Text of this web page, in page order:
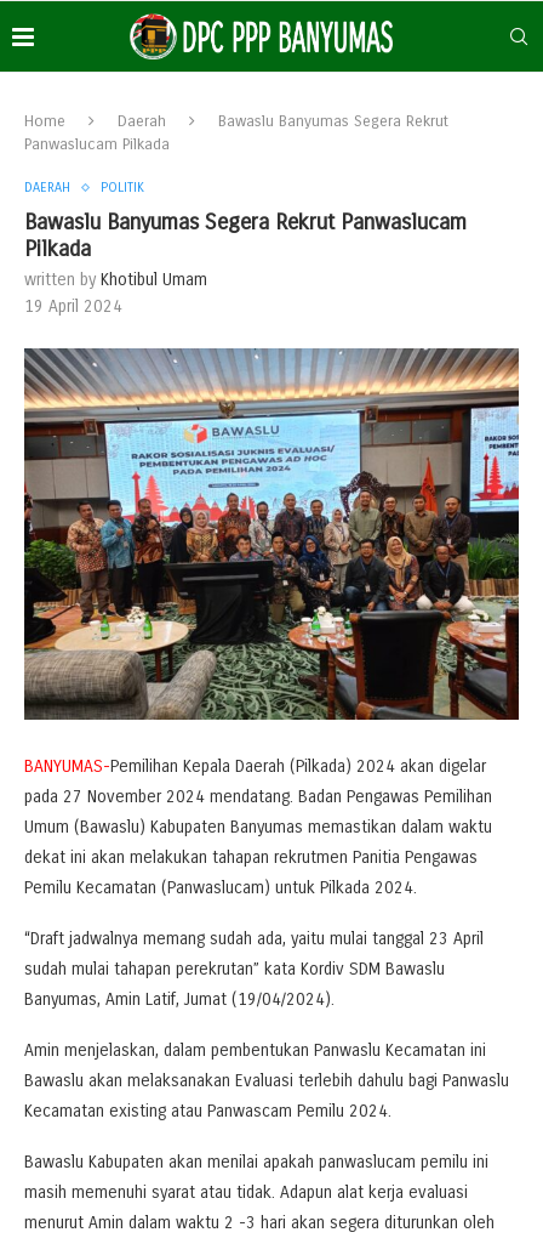
Home Daerah
Bawaslu Banyumas Segera Rekrut
Panwaslucam Pilkada
DAERAH POLITIK
Bawaslu Banyumas Segera Rekrut Panwaslucam
Pilkada
written by Khotibul Umam
19 April 2024
BANYUMAS-Pemilihan Kepala Daerah (Pilkada) 2024 akan digelar
pada 27 November 2024 mendatang. Badan Pengawas Pemilihan
Umum (Bawaslu) Kabupaten Banyumas memastikan dalam waktu
dekat ini akan melakukan tahapan rekrutmen Panitia Pengawas
Pemilu Kecamatan (Panwaslucam) untuk Pilkada 2024.
“Draft jadwalnya memang sudah ada, yaitu mulai tanggal 23 April
sudah mulai tahapan perekrutan” kata Kordiv SDM Bawaslu
Banyumas, Amin Latif, Jumat (19/04/2024).
Amin menjelaskan, dalam pembentukan Panwaslu Kecamatan ini
Bawaslu akan melaksanakan Evaluasi terlebih dahulu bagi Panwaslu
Kecamatan existing atau Panwascam Pemilu 2024.
Bawaslu Kabupaten akan menilai apakah panwaslucam pemilu ini
masih memenuhi syarat atau tidak. Adapun alat kerja evaluasi
menurut Amin dalam waktu 2 -3 hari akan segera diturunkan oleh